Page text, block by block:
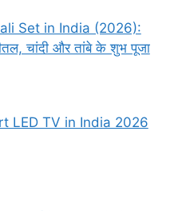
Set in India (2026):
चांदी और तांबे के शुभ पूजा
LED TV in India 2026